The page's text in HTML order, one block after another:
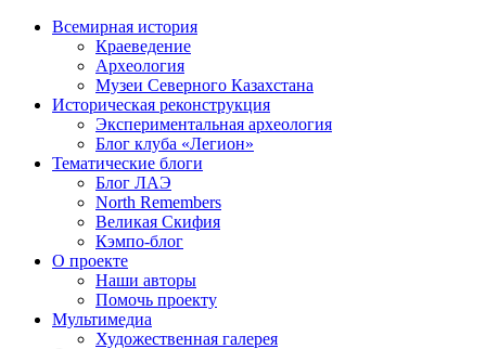
Всемирная история
Краеведение
Археология
Музеи Северного Казахстана
Историческая реконструкция
Экспериментальная археология
Блог клуба «Легион»
Тематические блоги
Блог ЛАЭ
North Remembers
Великая Скифия
Кэмпо-блог
О проекте
Наши авторы
Помочь проекту
Мультимедиа
Художественная галерея